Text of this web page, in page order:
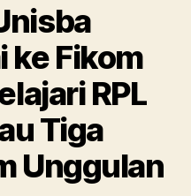
ke Fikom
RPL
Tiga
Unggulan